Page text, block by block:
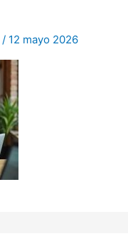
/ 12 mayo 2026